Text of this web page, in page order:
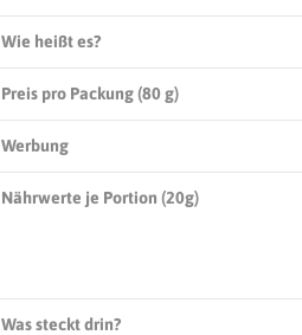
Wie heißt es?
Preis pro Packung (80 g)
Werbung
Nährwerte je Portion (20g)
Was steckt drin?